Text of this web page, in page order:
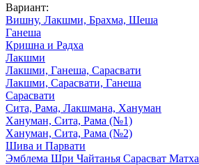
Вариант:
Вишну, Лакшми, Брахма, Шеша
Ганеша
Кришна и Радха
Лакшми
Лакшми, Ганеша, Сарасвати
Лакшми, Сарасвати, Ганеша
Сарасвати
Сита, Рама, Лакшмана, Хануман
Хануман, Сита, Рама (№1)
Хануман, Сита, Рама (№2)
Шива и Парвати
Эмблема Шри Чайтанья Сарасват Матха